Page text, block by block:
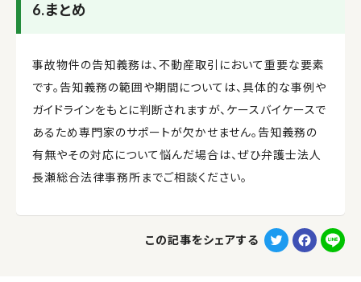
6.まとめ
事故物件の告知義務は、不動産取引において重要な要素
です。告知義務の範囲や期間については、具体的な事例や
ガイドラインをもとに判断されますが、ケースバイケースで
あるため専門家のサポートが欠かせません。告知義務の
有無やその対応について悩んだ場合は、ぜひ弁護士法人
長瀬総合法律事務所までご相談ください。
この記事をシェアする
T
F
L